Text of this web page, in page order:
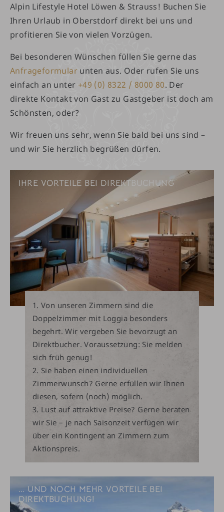
Alpin Lifestyle Hotel Löwen & Strauss! Buchen Sie
Ihren Urlaub in Oberstdorf direkt bei uns und
profitieren Sie von vielen Vorzügen.
Bei besonderen Wünschen füllen Sie gerne das
Anfrageformular unten aus. Oder rufen Sie uns
einfach an unter +49 (0) 8322 / 8000 80. Der
direkte Kontakt von Gast zu Gastgeber ist doch am
Schönsten, oder?
Wir freuen uns sehr, wenn Sie bald bei uns sind –
und wir Sie herzlich begrüßen dürfen.
IHRE VORTEILE BEI DIREKTBUCHUNG
Von unseren Zimmern sind die
Doppelzimmer mit Loggia besonders
begehrt. Wir vergeben Sie bevorzugt an
Direktbucher. Voraussetzung: Sie melden
sich früh genug!
Sie haben einen individuellen
Zimmerwunsch? Gerne erfüllen wir Ihnen
diesen, sofern (noch) möglich.
Lust auf attraktive Preise? Gerne beraten
wir Sie – je nach Saisonzeit verfügen wir
über ein Kontingent an Zimmern zum
Aktionspreis.
... UND NOCH MEHR VORTEILE BEI
DIREKTBUCHUNG!